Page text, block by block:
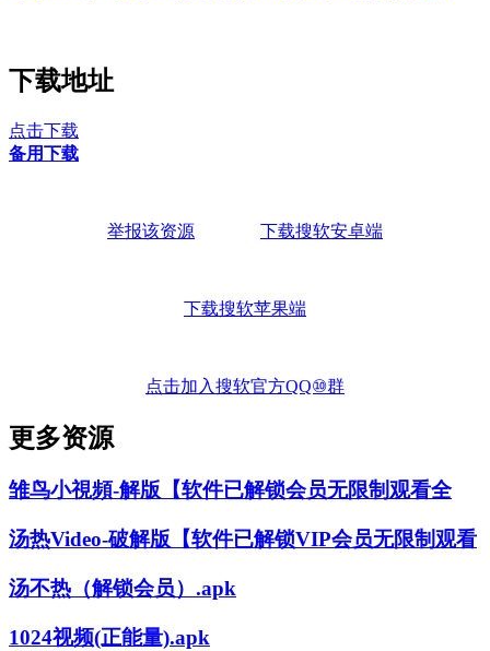
下载地址
点击下载
备用下载
举报该资源 下载搜软安卓端
下载搜软苹果端
点击加入搜软官方QQ⑩群
更多资源
雏鸟小視頻-解版【软件已解锁会员无限制观看全
汤热Video-破解版【软件已解锁VIP会员无限制观看
汤不热（解锁会员）.apk
1024视频(正能量).apk